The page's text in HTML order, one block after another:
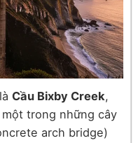
Cầu Bixby Creek,
trong những cây
arch bridge)